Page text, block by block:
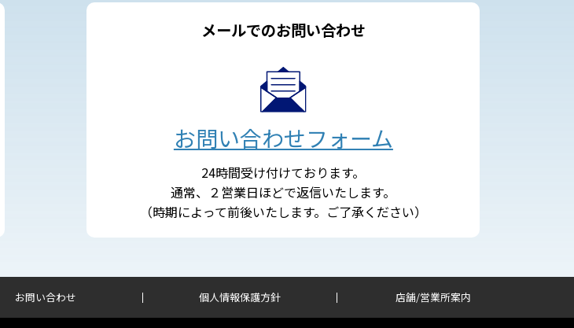
メールでのお問い合わせ
お問い合わせフォーム
24時間受け付けております。
通常、２営業日ほどで返信いたします。
（時期によって前後いたします。ご了承ください）
お問い合わせ 個人情報保護方針 店舗/営業所案内